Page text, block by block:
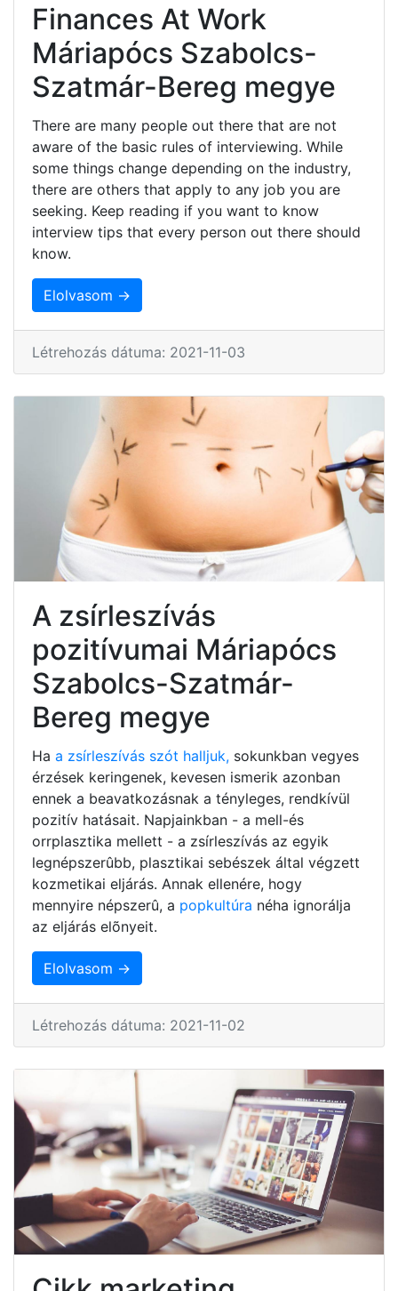
Finances At Work
Máriapócs Szabolcs-
Szatmár-Bereg megye
There are many people out there that are not
aware of the basic rules of interviewing. While
some things change depending on the industry,
there are others that apply to any job you are
seeking. Keep reading if you want to know
interview tips that every person out there should
know.
Elolvasom →
Létrehozás dátuma: 2021-11-03
A zsírleszívás
pozitívumai Máriapócs
Szabolcs-Szatmár-
Bereg megye
Ha a zsírleszívás szót halljuk, sokunkban vegyes
érzések keringenek, kevesen ismerik azonban
ennek a beavatkozásnak a tényleges, rendkívül
pozitív hatásait. Napjainkban - a mell-és
orrplasztika mellett - a zsírleszívás az egyik
legnépszerûbb, plasztikai sebészek által végzett
kozmetikai eljárás. Annak ellenére, hogy
mennyire népszerû, a popkultúra néha ignorálja
az eljárás elõnyeit.
Elolvasom →
Létrehozás dátuma: 2021-11-02